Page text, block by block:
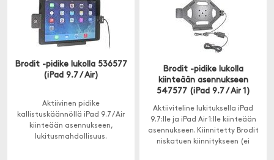
Brodit -pidike lukolla 536577
(iPad 9.7 / Air)
Aktiivinen pidike
kallistuskäännöllä iPad 9.7 / Air
kiinteään asennukseen,
lukitusmahdollisuus.
Brodit -pidike lukolla
kiinteään asennukseen
547577 (iPad 9.7 / Air 1)
Aktiiviteline lukituksella iPad
9.7:lle ja iPad Air 1:lle kiinteään
asennukseen. Kiinnitetty Brodit
niskatuen kiinnitykseen (ei